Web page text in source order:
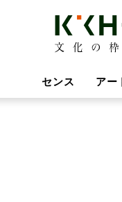
センス アー